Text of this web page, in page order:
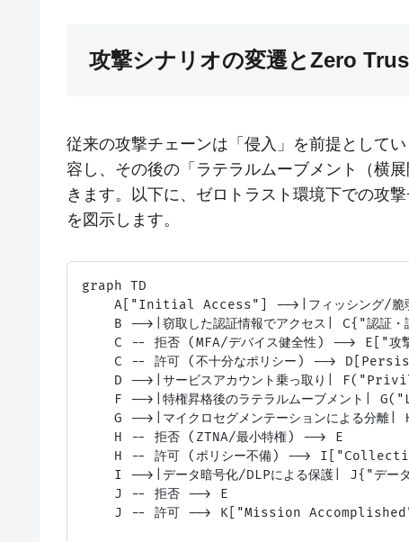
攻撃シナリオの変遷とZero
従来の攻撃チェーンは「侵入」を前提として
容し、その後の「ラテラルムーブメント（横
きます。以下に、ゼロトラスト環境下での攻
を図示します。
graph TD
A["Initial Access"] -->|フィッシング/
B -->|窃取した認証情報でアクセス| C{"認証・
C -- 拒否 (MFA/デバイス健全性) --> E["攻
C -- 許可 (不十分なポリシー) -->
D -->|サービスアカウント乗っ取り|
F -->|特権昇格後のラテラルムーブメント|
G -->|マイクロセグメンテーションによる分離|
    H -- 拒否 (ZTNA/最小特権) --> E
H -- 許可 (ポリシー不備) -->
I -->|データ暗号化/DLPによる保護| J{"デー
    J -- 拒否 --> E
J -- 許可 --> K["Mission